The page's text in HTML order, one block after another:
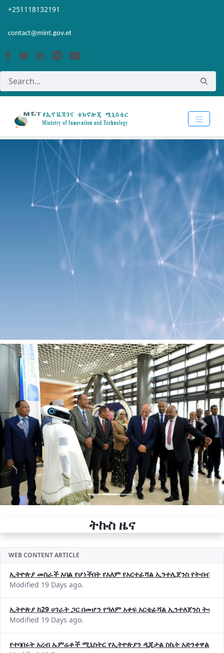
Skip to Main Content
Open Accessibility Menu
+251118132191
contact@mint.gov.et
Previous Next
ትኩስ ዜና
WEB CONTENT ARTICLE
ኢትዮጵያ መስራች አባል የሆነችበት የአለም የአርተፊሻል ኢንተሊጀንስ የትብብር
Modified 19 Days ago.
ኢትዮጵያ ከ29 ሀገራት ጋር በመሆን የዓለም አቀፍ አርቴፊሻል ኢንተለጀንስ
Modified 19 Days ago.
የተባበሩት አረብ ኤምሬቶች ሚኒስትር የኢትዮጵያን ዲጂታል ስኬት አድንቀዋል